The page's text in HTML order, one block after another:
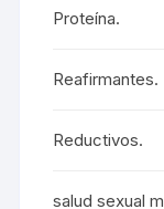
Proteína.
Reafirmantes.
Reductivos.
salud sexual